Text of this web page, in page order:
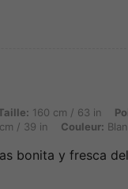
cm / 63 in, Poids: 63 kg
160 cm / 63 in
/ 39 in Couleur:
bonita y fresca